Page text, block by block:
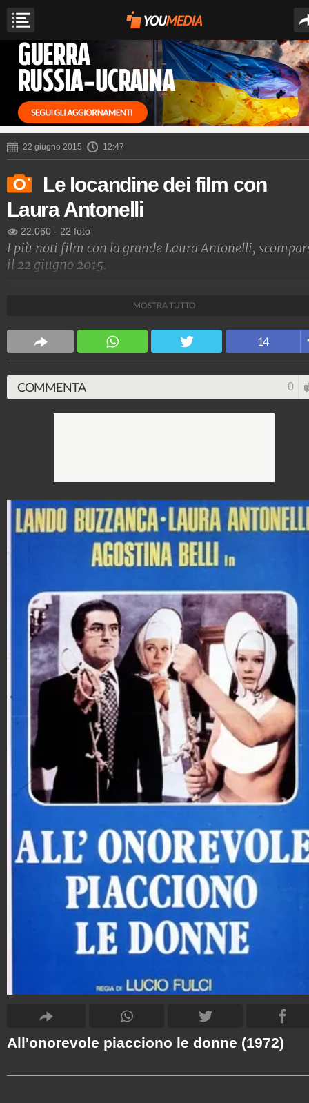
22 giugno 2015 12:47
Le locandine dei film con
Laura Antonelli
22.060 - 22 foto
I più noti film con la grande Laura Antonelli,
il 22 giugno 2015.
9.455 video-76.076 foto
MOSTRA TUTTO
14
COMMENTA 0
All'onorevole piacciono le donne (1972)